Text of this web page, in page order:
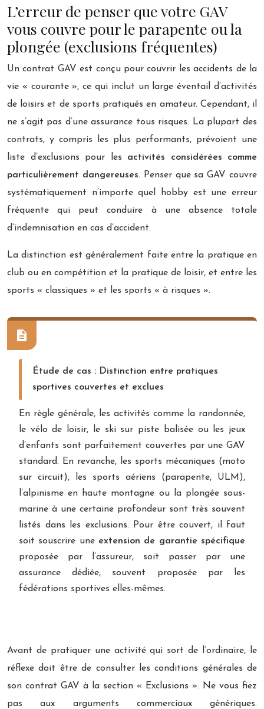
L’erreur de penser que votre GAV
vous couvre pour le parapente ou la
plongée (exclusions fréquentes)
Un contrat GAV est conçu pour couvrir les accidents de la
vie « courante », ce qui inclut un large éventail d’activités
de loisirs et de sports pratiqués en amateur. Cependant, il
ne s’agit pas d’une assurance tous risques. La plupart des
contrats, y compris les plus performants, prévoient une
liste d’exclusions pour les activités considérées comme
particulièrement dangereuses. Penser que sa GAV couvre
systématiquement n’importe quel hobby est une erreur
fréquente qui peut conduire à une absence totale
d’indemnisation en cas d’accident.
La distinction est généralement faite entre la pratique en
club ou en compétition et la pratique de loisir, et entre les
sports « classiques » et les sports « à risques ».
Étude de cas : Distinction entre pratiques
sportives couvertes et exclues
En règle générale, les activités comme la randonnée,
le vélo de loisir, le ski sur piste balisée ou les jeux
d’enfants sont parfaitement couvertes par une GAV
standard. En revanche, les sports mécaniques (moto
sur circuit), les sports aériens (parapente, ULM),
l’alpinisme en haute montagne ou la plongée sous-
marine à une certaine profondeur sont très souvent
listés dans les exclusions. Pour être couvert, il faut
soit souscrire une extension de garantie spécifique
proposée par l’assureur, soit passer par une
assurance dédiée, souvent proposée par les
fédérations sportives elles-mêmes.
Avant de pratiquer une activité qui sort de l’ordinaire, le
réflexe doit être de consulter les conditions générales de
son contrat GAV à la section « Exclusions ». Ne vous fiez
pas aux arguments commerciaux génériques.